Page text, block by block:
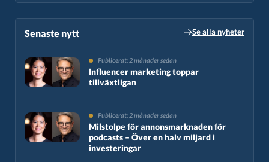
Senaste nytt​ Se alla nyheter
Publicerat: 2 månader sedan
Influencer marketing toppar
tillväxtligan
Publicerat: 2 månader sedan
Milstolpe för annonsmarknaden för
podcasts – Över en halv miljard i
investeringar